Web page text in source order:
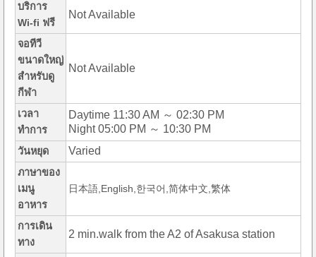
บริการ
Wi-fi ฟรี
Not Available
จอทีวี
ขนาดใหญ่
สำหรับดู
กีฬา
Not Available
เวลา
ทำการ
Daytime 11:30 AM ～ 02:30 PM
Night 05:00 PM ～ 10:30 PM
วันหยุด Varied
ภาษาของ
เมนู
อาหาร
日本語,English,한국어,简体中文,繁体
การเดิน
ทาง
2 min.walk from the A2 of Asakusa station